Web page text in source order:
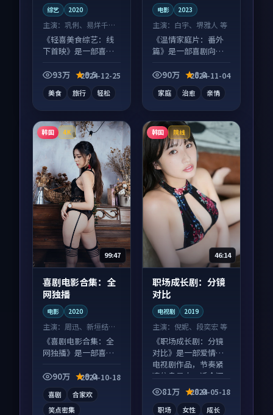
综艺 2020
主演： 巩俐、易烊千玺
等
《轻喜美食综艺：线
下首映》是一部喜剧
事并行，细节值得二
93万 9.5
2024-12-25
美食 旅行 轻松
电影 2023
主演： 白宇、堺雅人 等
《温情家庭片：番外
篇》是一部喜剧向电
线，配乐与镜头配合
90万 8.8
2024-11-04
家庭 治愈 亲情
韩国 4K
99:47
喜剧电影合集：全
网独播
电影 2020
主演： 周迅、新垣结衣
等
《喜剧电影合集：全
网独播》是一部喜剧
感在线，配乐与镜头
90万 9.0
2024-10-18
喜剧
合家欢
笑点密集
韩国 院线
46:14
职场成长剧：分镜
对比
电视剧 2019
主演：倪妮、段奕宏 等
《职场成长剧：分镜
对比》是一部爱情向
电视剧作品，节奏紧
凑信息量大，适合沉
浸式追看。
81万 8.0
2024-05-18
职场 女性 成长